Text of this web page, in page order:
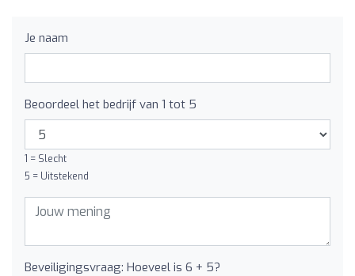
Je naam
Beoordeel het bedrijf van 1 tot 5
1 = Slecht
5 = Uitstekend
Beveiligingsvraag: Hoeveel is 6 + 5?